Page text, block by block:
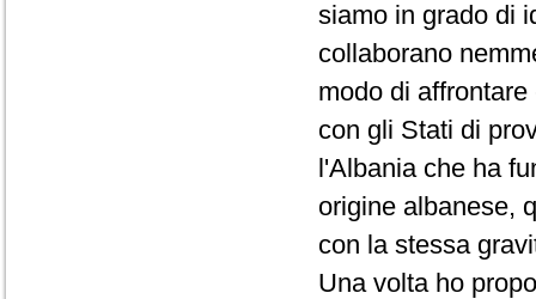
siamo in grado di
collaborano
modo di
con gli Stati di
l'Albania che ha
origine albanese,
con la stessa
Una volta ho